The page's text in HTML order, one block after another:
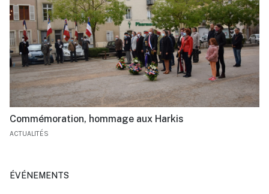
Commémoration, hommage aux Harkis
ACTUALITÉS
ÉVÉNEMENTS